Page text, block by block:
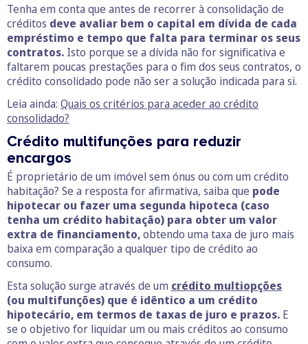
Tenha em conta que antes de recorrer à consolidação de
créditos deve avaliar bem o capital em dívida de cada
empréstimo e tempo que falta para terminar os seus
contratos. Isto porque se a dívida não for significativa e
faltarem poucas prestações para o fim dos seus contratos, o
crédito consolidado pode não ser a solução indicada para si.
Leia ainda: Quais os critérios para aceder ao crédito
consolidado?
Crédito multifunções para reduzir
encargos
É proprietário de um imóvel sem ónus ou com um crédito
habitação? Se a resposta for afirmativa, saiba que pode
hipotecar ou fazer uma segunda hipoteca (caso
tenha um crédito habitação) para obter um valor
extra de financiamento,obtendo uma taxa de juro mais
baixa em comparação a qualquer tipo de crédito ao
consumo.
Esta solução surge através de um crédito multiopções
(ou multifunções) que é idêntico a um crédito
hipotecário, em termos de taxas de juro e prazos. E
se o objetivo for liquidar um ou mais créditos ao consumo